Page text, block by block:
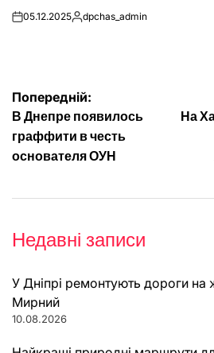
on05.12.2025Опубліковано
dpchas_admin
Навігація
записів
Попередній:
В Днепре появилось
граффити в честь
основателя ОУН
На
Недавні записи
У Дніпрі ремонтують дороги на
Мирний
10.08.2026